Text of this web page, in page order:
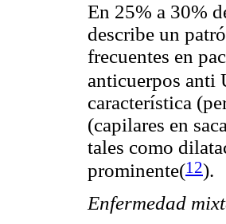
En 25% a 30%
describe un
frecuentes en
anticuerpos anti
característica
(capilares en
tales como
prominente(12).
Enfermedad